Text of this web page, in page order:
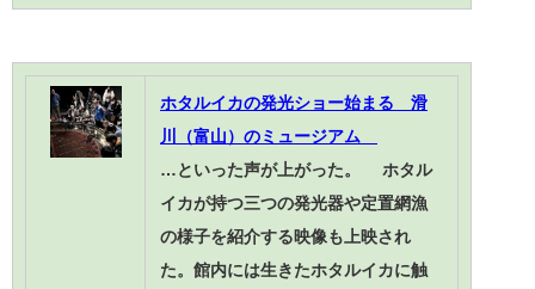
ホタルイカの発光ショー始まる 滑
川（富山）のミュージアム
…といった声が上がった。 ホタル
イカが持つ三つの発光器や定置網漁
の様子を紹介する映像も上映され
た。館内には生きたホタルイカに触